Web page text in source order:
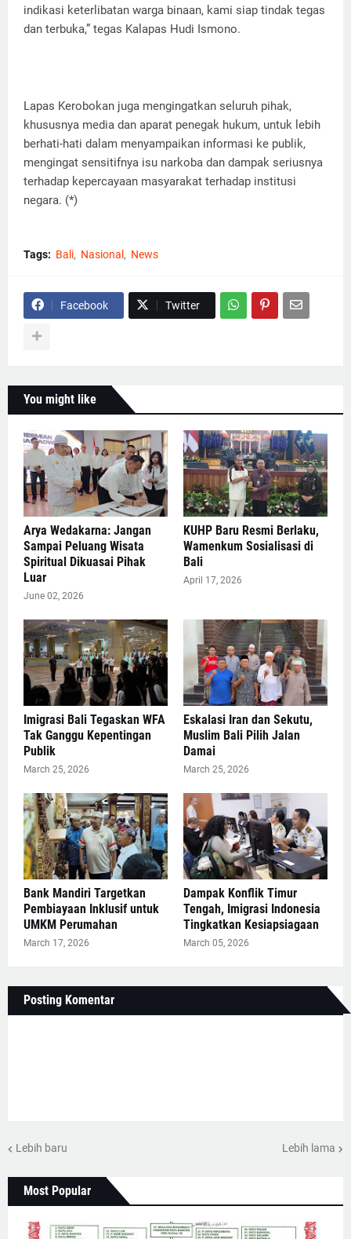
indikasi keterlibatan warga binaan, kami siap tindak tegas
dan terbuka,” tegas Kalapas Hudi Ismono.
Lapas Kerobokan juga mengingatkan seluruh pihak,
khususnya media dan aparat penegak hukum, untuk lebih
berhati-hati dalam menyampaikan informasi ke publik,
mengingat sensitifnya isu narkoba dan dampak seriusnya
terhadap kepercayaan masyarakat terhadap institusi
negara. (*)
Tags: Bali Nasional News
Facebook Twitter
You might like
Arya Wedakarna: Jangan
Sampai Peluang Wisata
Spiritual Dikuasai Pihak
Luar
June 02, 2026
KUHP Baru Resmi Berlaku,
Wamenkum Sosialisasi di
Bali
April 17, 2026
Imigrasi Bali Tegaskan WFA
Tak Ganggu Kepentingan
Publik
March 25, 2026
Eskalasi Iran dan Sekutu,
Muslim Bali Pilih Jalan
Damai
March 25, 2026
Bank Mandiri Targetkan
Pembiayaan Inklusif untuk
UMKM Perumahan
March 17, 2026
Dampak Konflik Timur
Tengah, Imigrasi Indonesia
Tingkatkan Kesiapsiagaan
March 05, 2026
Posting Komentar
Lebih baru Lebih lama
Most Popular